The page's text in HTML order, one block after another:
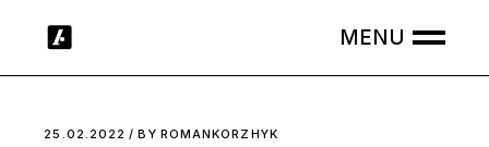
25.02.2022 BY ROMANKORZHYK